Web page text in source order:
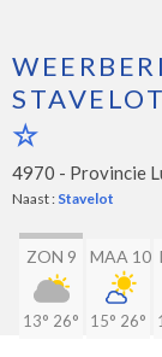
STAVELOT
4970 - Provincie
Naast : Stavelot
ZON 9
13° 26°
MAA 10
15° 26°